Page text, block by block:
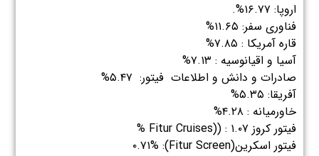
اروﭘﺎ: ۱۶.۷۷%.
ﻓﻨﺎوری ﺳﻔﺮ: ۱۱.۶۵%
قاره آمریکا : ۷.۸۵%
آسیا و اقیانوسیه : ۷.۱۳%
صادرات و دانش و اطلاعات فیتور: ۵.۴۷%
آفریقا: ۵.۳۵%
خاورمیانه : ۴.۲۸%
فیتور کروز Fitur Cruises)) : ۱.۰۷ %
فیتور اسکرین(Fitur Screen): ۰.۷۱%